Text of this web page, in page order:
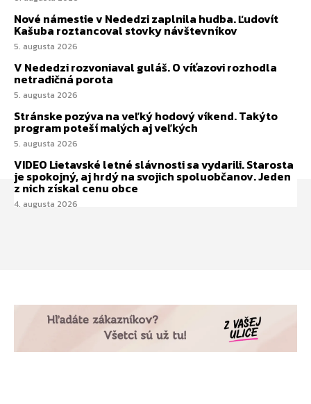
Nové námestie v Nededzi zaplnila hudba. Ľudovít
Kašuba roztancoval stovky návštevníkov
5. augusta 2026
V Nededzi rozvoniaval guláš. O víťazovi rozhodla
netradičná porota
5. augusta 2026
Stránske pozýva na veľký hodový víkend. Takýto
program poteší malých aj veľkých
5. augusta 2026
VIDEO Lietavské letné slávnosti sa vydarili. Starosta
je spokojný, aj hrdý na svojich spoluobčanov. Jeden
z nich získal cenu obce
4. augusta 2026